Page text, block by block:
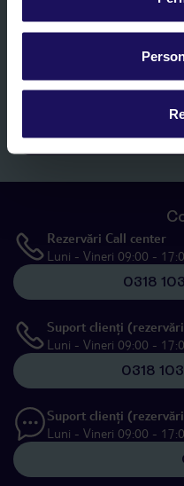
Romania SRL în scopuri
personal”, prin mijloace
inclusiv utilizarea așa-
Rezervări Call center
Luni - Vineri 09:00 -
0318
Suport clienți
Luni - Vineri 09:00 -
0318
Suport clienți
Luni - Vineri 09:00 -